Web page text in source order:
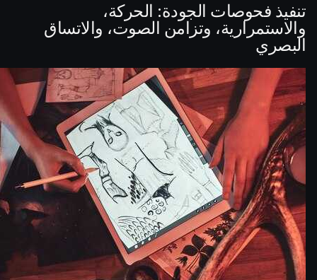
تنفيذ فحوصات الجودة: الحركة،
والاستمرارية، وتزامن الصوت، والاتساق
البصري